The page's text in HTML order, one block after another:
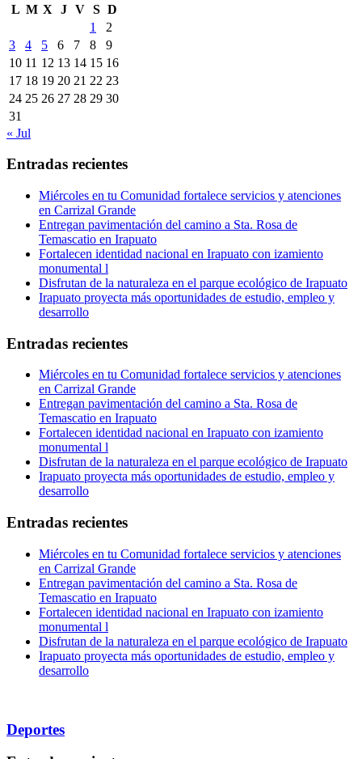
L M X J V S D
1
2
3
4 5 6 7 8
9
10 11 12 13 14 15 16
17 18 19 20 21 22 23
24 25 26 27 28 29 30
31
« Jul
Entradas recientes
Miércoles en tu Comunidad fortalece servicios y atenciones
en Carrizal Grande
Entregan pavimentación del camino a Sta. Rosa de
Temascatio en Irapuato
Fortalecen identidad nacional en Irapuato con izamiento
monumental l
Disfrutan de la naturaleza en el parque ecológico de Irapuato
Irapuato proyecta más oportunidades de estudio, empleo y
desarrollo
Entradas recientes
Miércoles en tu Comunidad fortalece servicios y atenciones
en Carrizal Grande
Entregan pavimentación del camino a Sta. Rosa de
Temascatio en Irapuato
Fortalecen identidad nacional en Irapuato con izamiento
monumental l
Disfrutan de la naturaleza en el parque ecológico de Irapuato
Irapuato proyecta más oportunidades de estudio, empleo y
desarrollo
Entradas recientes
Miércoles en tu Comunidad fortalece servicios y atenciones
en Carrizal Grande
Entregan pavimentación del camino a Sta. Rosa de
Temascatio en Irapuato
Fortalecen identidad nacional en Irapuato con izamiento
monumental l
Disfrutan de la naturaleza en el parque ecológico de Irapuato
Irapuato proyecta más oportunidades de estudio, empleo y
desarrollo
Deportes